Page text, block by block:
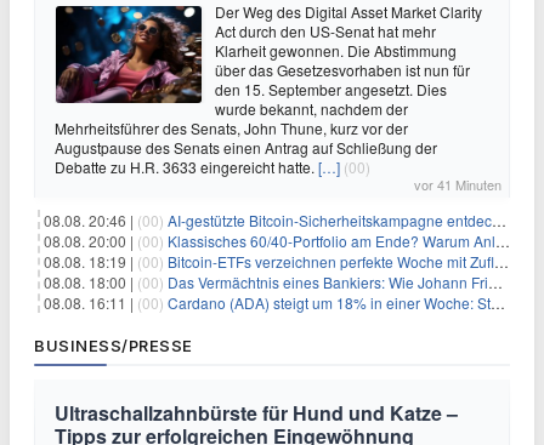
Der Weg des Digital Asset Market Clarity
Act durch den US-Senat hat mehr
Klarheit gewonnen. Die Abstimmung
über das Gesetzesvorhaben ist nun für
den 15. September angesetzt. Dies
wurde bekannt, nachdem der
Mehrheitsführer des Senats, John Thune, kurz vor der
Augustpause des Senats einen Antrag auf Schließung der
Debatte zu H.R. 3633 eingereicht hatte. […] (00)
vor 41 Minuten
08.08. 20:46 | (00) AI-gestützte Bitcoin-Sicherheitskampagne entdeckt fast 5.000 Softwareprobleme in 390 Projekten
08.08. 20:00 | (00) Klassisches 60/40-Portfolio am Ende? Warum Anleger jetzt radikal umdenken müssen
08.08. 18:19 | (00) Bitcoin-ETFs verzeichnen perfekte Woche mit Zuflüssen auf 3-Monats-Hoch
08.08. 18:00 | (00) Das Vermächtnis eines Bankiers: Wie Johann Friedrich Städel sein Imperium unsterblich machte
08.08. 16:11 | (00) Cardano (ADA) steigt um 18% in einer Woche: Steht ein Kurs von $0,30 bevor?
BUSINESS/PRESSE
Ultraschallzahnbürste für Hund und Katze –
Tipps zur erfolgreichen Eingewöhnung